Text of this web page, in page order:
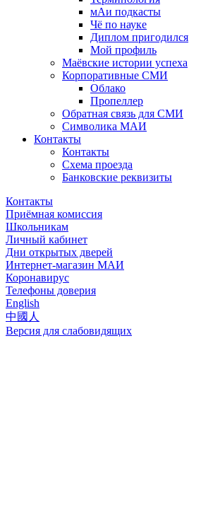
мАи подкасты
Чё по науке
Диплом пригодился
Мой профиль
Маёвские истории успеха
Корпоративные СМИ
Облако
Пропеллер
Обратная связь для СМИ
Символика МАИ
Контакты
Контакты
Схема проезда
Банковские реквизиты
Контакты
Приёмная комиссия
Школьникам
Личный кабинет
Дни открытых дверей
Интернет-магазин МАИ
Коронавирус
Телефоны доверия
English
中國人
Версия для слабовидящих